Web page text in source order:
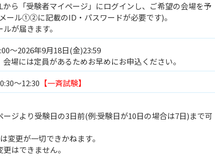
から「受験者マイページ」にログインし、ご希望の会場を予
ール①②に記載のID・パスワードが必要です)。
が届きます。
～2026年9月18日(金)23:59
場には定員があるためお早めにお申込ください。
～12:30 【一斉試験】
ジより受験日の3日前(例:受験日が10日の場合は7日)まで可
更が一切できかねます。
はできません。